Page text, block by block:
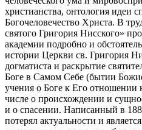
христианства, онтология идеи
Богочеловечество Христа. В
святого Григория Нисского»
академии подробно и
истории Церкви св. Григория
догматиста и раскрытие
Боге в Самом Себе (бытии
учения о Боге к Его отношении
числе о происхождении и
и о спасении. Написанный в
потерял актуальности и